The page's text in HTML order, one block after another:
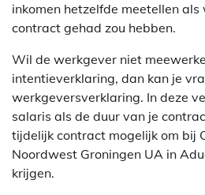
inkomen hetzelfde meetellen
contract gehad zou hebben.
Wil de werkgever niet
intentieverklaring, dan kan je
werkgeversverklaring. In deze
salaris als de duur van je
tijdelijk contract mogelijk om bij
Noordwest Groningen UA in
krijgen.